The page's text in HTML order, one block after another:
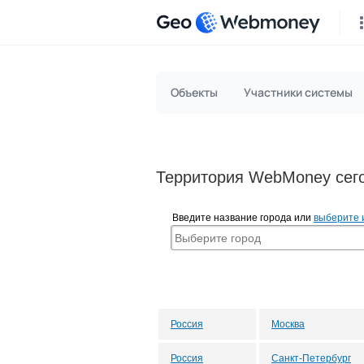
Geo
Объекты Участники системы
Территория WebMoney
Введите название города или выберите
Россия Москва
Россия Санкт-Петербург